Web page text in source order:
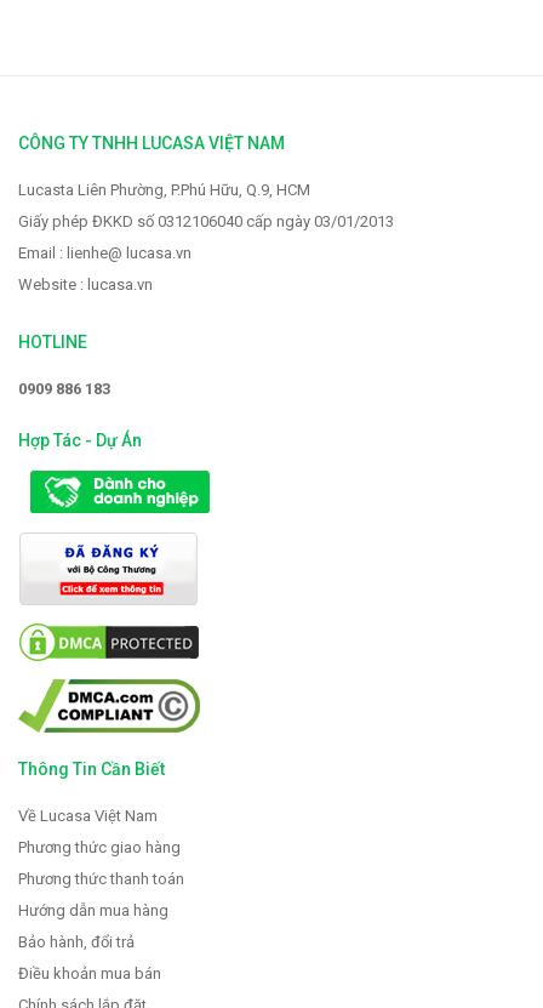
CÔNG TY TNHH LUCASA VIỆT NAM
Lucasta Liên Phường, P.Phú Hữu, Q.9, HCM
Giấy phép ĐKKD số 0312106040 cấp ngày 03/01/2013
Email : lienhe@ lucasa.vn
Website : lucasa.vn
HOTLINE
0909 886 183
Hợp Tác - Dự Án
Thông Tin Cần Biết
Về Lucasa Việt Nam
Phương thức giao hàng
Phương thức thanh toán
Hướng dẫn mua hàng
Bảo hành, đổi trả
Điều khoản mua bán